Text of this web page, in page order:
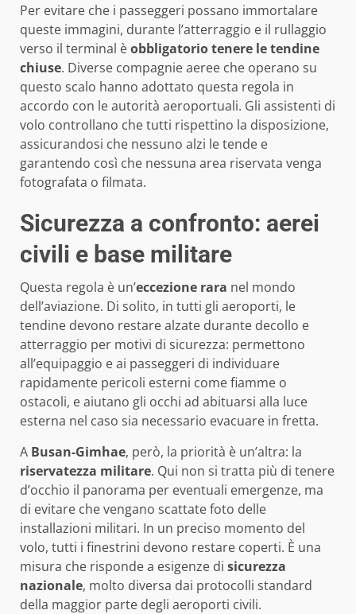
Per evitare che i passeggeri possano immortalare
queste immagini, durante l’atterraggio e il rullaggio
verso il terminal èobbligatorio tenere le tendine
chiuse. Diverse compagnie aeree che operano su
questo scalo hanno adottato questa regola in
accordo con le autorità aeroportuali. Gli assistenti di
volo controllano che tutti rispettino la disposizione,
assicurandosi che nessuno alzi le tende e
garantendo così che nessuna area riservata venga
fotografata o filmata.
Sicurezza a confronto: aerei
civili e base militare
Questa regola è un’eccezione rara nel mondo
dell’aviazione. Di solito, in tutti gli aeroporti, le
tendine devono restare alzate durante decollo e
atterraggio per motivi di sicurezza: permettono
all’equipaggio e ai passeggeri di individuare
rapidamente pericoli esterni come fiamme o
ostacoli, e aiutano gli occhi ad abituarsi alla luce
esterna nel caso sia necessario evacuare in fretta.
A Busan-Gimhae, però, la priorità è un’altra: la
riservatezza militare. Qui non si tratta più di tenere
d’occhio il panorama per eventuali emergenze, ma
di evitare che vengano scattate foto delle
installazioni militari. In un preciso momento del
volo, tutti i finestrini devono restare coperti. È una
misura che risponde a esigenze di sicurezza
nazionale, molto diversa dai protocolli standard
della maggior parte degli aeroporti civili.